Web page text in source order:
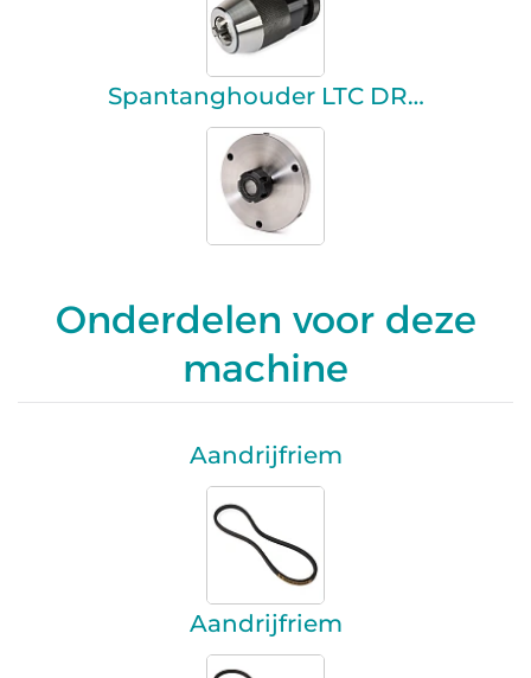
Spantanghouder LTC DR…
Onderdelen voor deze
machine
Aandrijfriem
Aandrijfriem